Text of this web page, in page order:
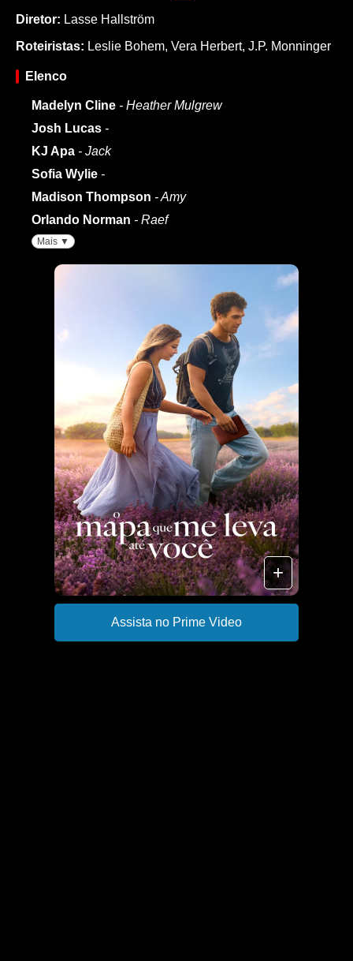
Diretor: Lasse Hallström
Roteiristas: Leslie Bohem, Vera Herbert, J.P. Monninger
Elenco
Madelyn Cline - Heather Mulgrew
Josh Lucas -
KJ Apa - Jack
Sofia Wylie -
Madison Thompson - Amy
Orlando Norman - Raef
Mais ▼
+
Assista no Prime Video